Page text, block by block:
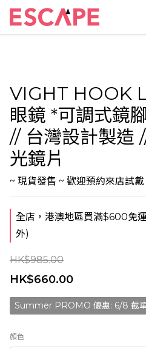
VIGHT HOOK
眼鏡 *可調式鏡
// 台灣設計製造
光鏡片
~ 現貨發售 ~ 歡迎預約來店試戴
全店，港澳地區買滿$600免
外)
HK$985.00
HK$660.00
Summer PROMO 優惠: 6/8 截
顏色